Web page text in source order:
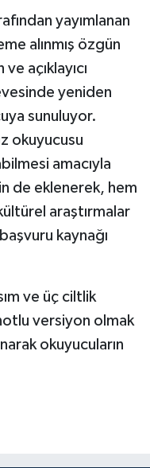
yayımlanan
alınmış özgün
açıklayıcı
yeniden
sunuluyor.
okuyucusu
amacıyla
de eklenerek, hem
araştırmalar
kaynağı
ve üç ciltlik
versiyon olmak
okuyucuların